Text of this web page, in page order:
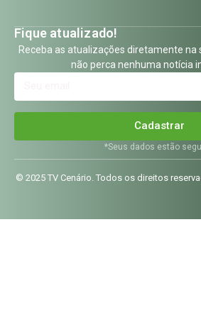
Fique atualizado!
Receba as atualizações diretamente na
não perca nenhuma notícia
Cadastrar
*Seus dados estão
© 2025 TV Cenário. Todos os direitos